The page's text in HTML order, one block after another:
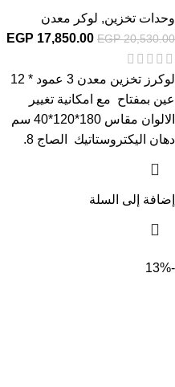
وحدات تخزين, لوكر معدن
EGP20,530.00
EGP 17,850.00
لوكرز تخزين معدن 3 عمود * 12
عين بمفتاح مع امكانية تغيير
الالوان مقاس 180*120*40 سم
دهان اليكتروستاتيك الصاج 8.
إضافة إلى السلة
-13%